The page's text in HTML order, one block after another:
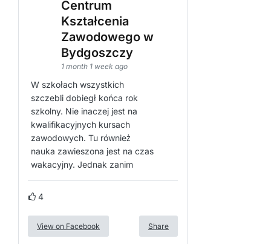
Centrum
Kształcenia
Zawodowego w
Bydgoszczy
1 month 1 week ago
W szkołach wszystkich
szczebli dobiegł końca rok
szkolny. Nie inaczej jest na
kwalifikacyjnych kursach
zawodowych. Tu również
nauka zawieszona jest na czas
wakacyjny. Jednak zanim
4
View on Facebook Share